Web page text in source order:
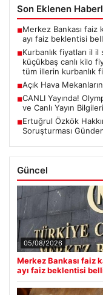
Son Eklenen
■Merkez Bankası faiz
ayı faiz beklentisi
■Kurbanlık fiyatları il
küçükbaş canlı kilo
tüm illerin kurbanlık
■Açık Hava
■CANLI Yayında!
ve Canlı Yayın Bilgileri
■Ertuğrul Özkök
Soruşturması
Güncel
05/08/2026
Merkez Bankası faiz
ayı faiz beklentisi